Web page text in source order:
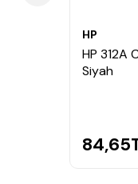
HP
HP 312A
Siyah
84,65